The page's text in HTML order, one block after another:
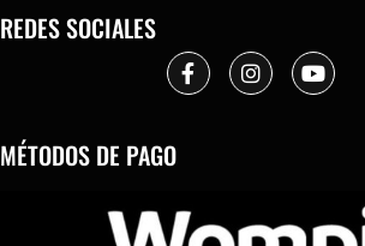
REDES SOCIALES
MÉTODOS DE PAGO